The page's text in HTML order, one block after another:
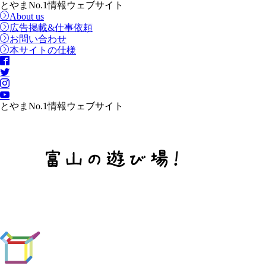
とやまNo.1情報ウェブサイト
About us
広告掲載&仕事依頼
お問い合わせ
本サイトの仕様
とやまNo.1情報ウェブサイト